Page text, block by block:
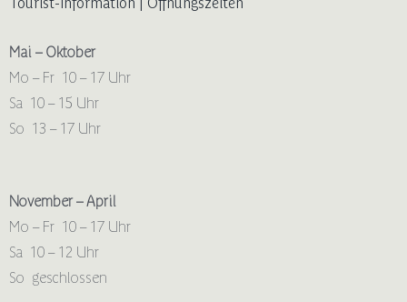
Mai – Oktober
Mo – Fr 10 – 17 Uhr
Sa 10 – 15 Uhr
So 13 – 17 Uhr
November – April
Mo – Fr 10 – 17 Uhr
Sa 10 – 12 Uhr
So geschlossen